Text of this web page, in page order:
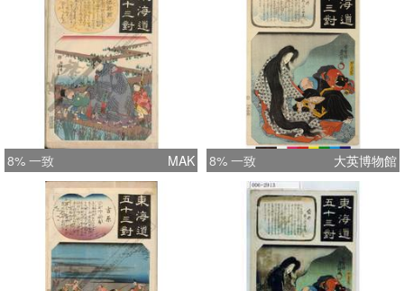
8% 一致 MAK 8% 一致 大英博物館